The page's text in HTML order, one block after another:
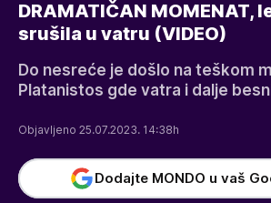
DRAMATIČAN MOMENAT,
srušila u vatru (VIDEO)
Do nesreće je došlo na teškom
Platanistos gde vatra i dalje
Objavljeno 25.07.2023. 14:38h
Dodajte MONDO u vaš